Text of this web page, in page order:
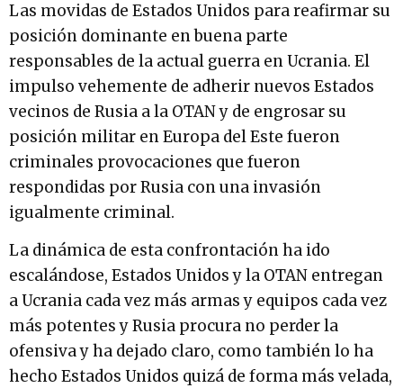
Las movidas de Estados Unidos para reafirmar su
posición dominante en buena parte
responsables de la actual guerra en Ucrania. El
impulso vehemente de adherir nuevos Estados
vecinos de Rusia a la OTAN y de engrosar su
posición militar en Europa del Este fueron
criminales provocaciones que fueron
respondidas por Rusia con una invasión
igualmente criminal.
La dinámica de esta confrontación ha ido
escalándose, Estados Unidos y la OTAN entregan
a Ucrania cada vez más armas y equipos cada vez
más potentes y Rusia procura no perder la
ofensiva y ha dejado claro, como también lo ha
hecho Estados Unidos quizá de forma más velada,